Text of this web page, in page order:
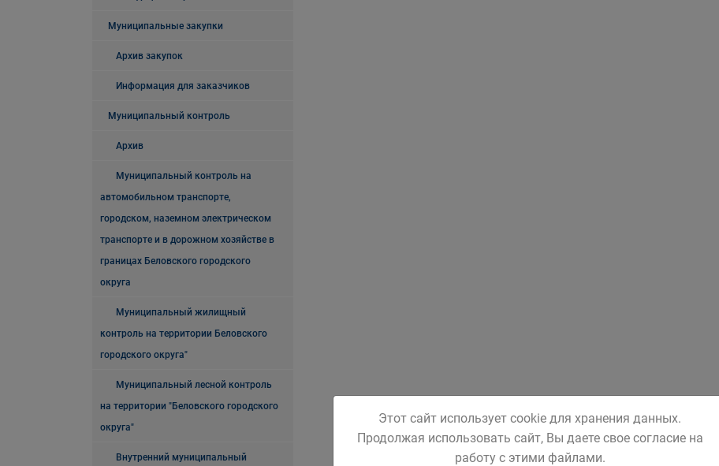
Муниципальные закупки
Архив закупок
Информация для заказчиков
Муниципальный контроль
Архив
Муниципальный контроль на
автомобильном транспорте,
городском, наземном электрическом
транспорте и в дорожном хозяйстве в
границах Беловского городского
округа
Муниципальный жилищный
контроль на территории Беловского
городского округа"
Муниципальный лесной контроль
на территории "Беловского городского
округа"
Внутренний муниципальный
Этот сайт использует cookie для хранения данных.
Продолжая использовать сайт, Вы даете свое согласие на
работу с этими файлами.